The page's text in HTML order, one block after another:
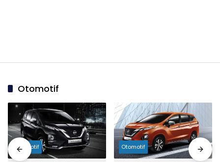
Otomotif
Otomotif Otomotif